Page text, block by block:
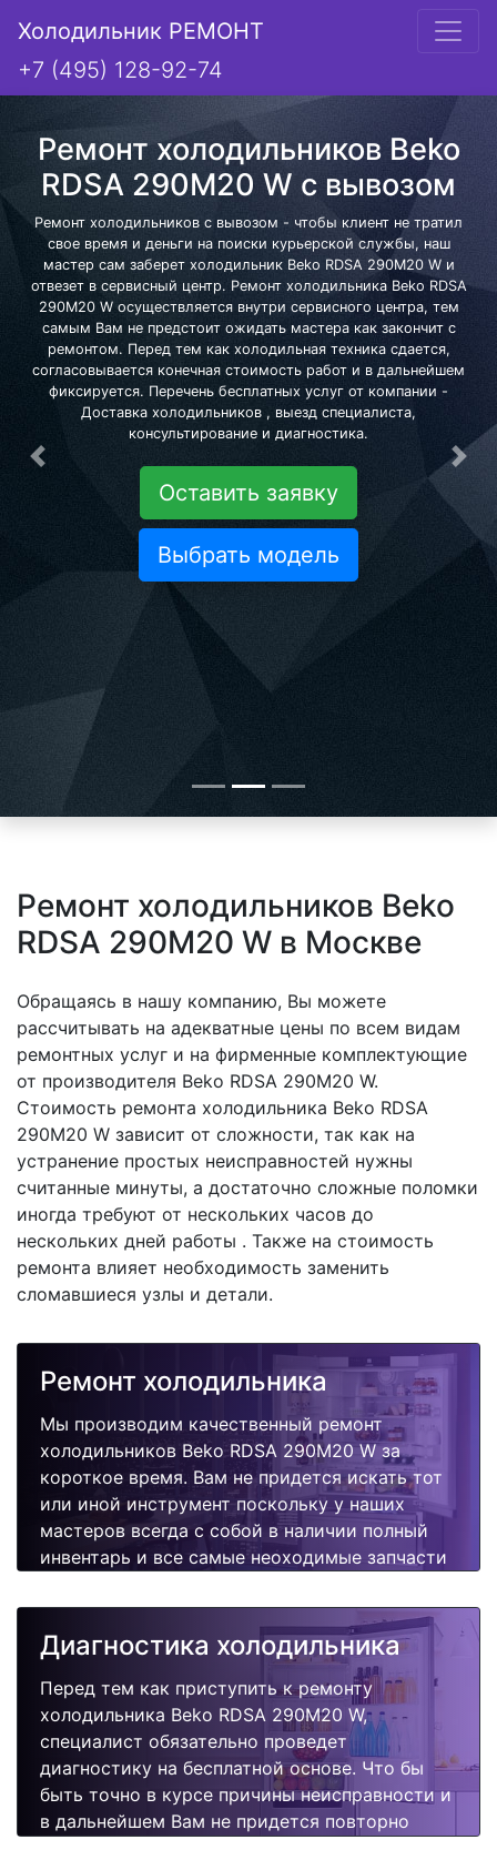
Холодильник РЕМОНТ
+7 (495) 128-92-74
Ремонт холодильников Beko
RDSA 290M20 W с вывозом
Ремонт холодильников с вывозом - чтобы клиент не тратил
свое время и деньги на поиски курьерской службы, наш
мастер сам заберет холодильник Beko RDSA 290M20 W и
отвезет в сервисный центр. Ремонт холодильника Beko RDSA
290M20 W осуществляется внутри сервисного центра, тем
самым Вам не предстоит ожидать мастера как закончит с
ремонтом. Перед тем как холодильная техника сдается,
согласовывается конечная стоимость работ и в дальнейшем
фиксируется. Перечень бесплатных услуг от компании -
Доставка холодильников , выезд специалиста,
консультирование и диагностика.
Оставить заявку
Выбрать модель
Предыдущая
Ремонт холодильников Beko
RDSA 290M20 W в Москве
Обращаясь в нашу компанию, Вы можете
рассчитывать на адекватные цены по всем видам
ремонтных услуг и на фирменные комплектующие
от производителя Beko RDSA 290M20 W.
Стоимость ремонта холодильника Beko RDSA
290M20 W зависит от сложности, так как на
устранение простых неисправностей нужны
считанные минуты, а достаточно сложные поломки
иногда требуют от нескольких часов до
нескольких дней работы . Также на стоимость
ремонта влияет необходимость заменить
сломавшиеся узлы и детали.
Ремонт холодильника
Мы производим качественный ремонт
холодильников Beko RDSA 290M20 W за
короткое время. Вам не придется искать тот
или иной инструмент поскольку у наших
мастеров всегда с собой в наличии полный
инвентарь и все самые неоходимые запчасти
быстро, качественно и недорого.
Диагностика холодильника
Перед тем как приступить к ремонту
холодильника Beko RDSA 290M20 W,
специалист обязательно проведет
диагностику на бесплатной основе. Что бы
быть точно в курсе причины неисправности и
в дальнейшем Вам не придется повторно